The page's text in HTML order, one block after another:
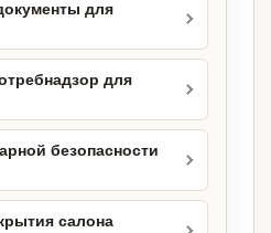
для
для
безопасности
салона